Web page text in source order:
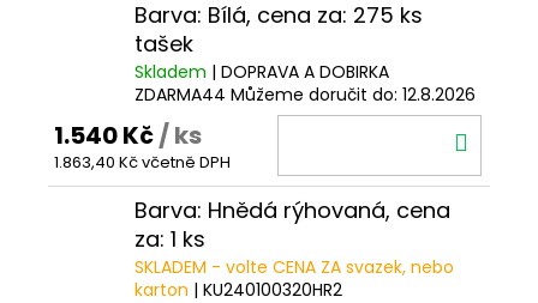
Barva: Bílá, cena za: 275 ks
tašek
Skladem | DOPRAVA A DOBIRKA
ZDARMA44 Můžeme doručit do: 12.8.2026
1.540 Kč/ ks
1.863,40 Kč včetně DPH
Barva: Hnědá rýhovaná, cena
za: 1 ks
SKLADEM - volte CENA ZA svazek, nebo
karton | KU240100320HR2